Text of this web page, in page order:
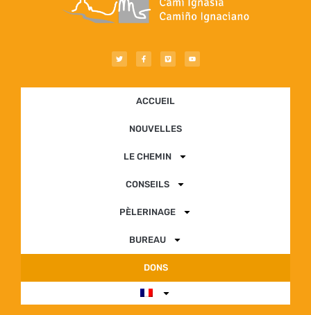
ACCUEIL
NOUVELLES
LE CHEMIN
CONSEILS
PÈLERINAGE
BUREAU
DONS